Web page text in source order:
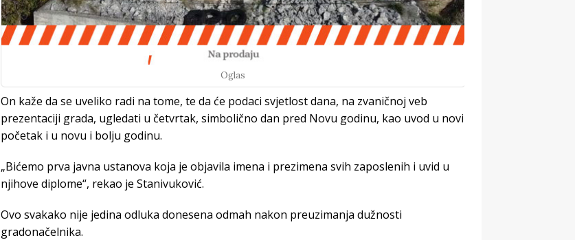
Oglas
On kaže da se uveliko radi na tome, te da će podaci svjetlost dana, na zvaničnoj veb
prezentaciji grada, ugledati u četvrtak, simbolično dan pred Novu godinu, kao uvod u novi
početak i u novu i bolju godinu.
„Bićemo prva javna ustanova koja je objavila imena i prezimena svih zaposlenih i uvid u
njihove diplome“, rekao je Stanivuković.
Ovo svakako nije jedina odluka donesena odmah nakon preuzimanja dužnosti
gradonačelnika.